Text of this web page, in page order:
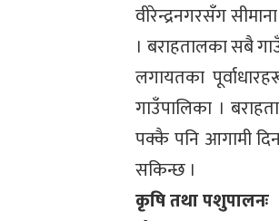
वीरेन्द्रनगरसँग
। बराहतालका सबै
लगायतका
गाउँपालिका ।
पक्कै पनि आगामी
सकिन्छ ।
कृषि तथा पशुपालनः